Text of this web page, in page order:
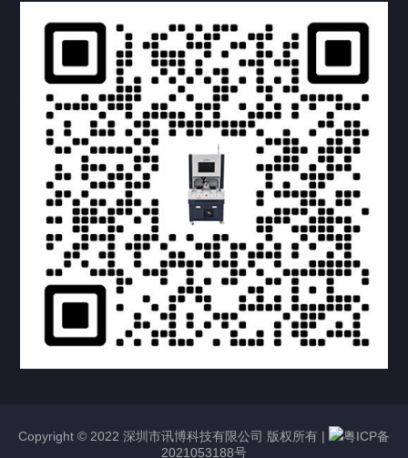
提交您的需求，获取产品资料与报价
Copyright © 2022 深圳市讯博科技有限公司 版权所有 |
粤ICP备
2021053188号